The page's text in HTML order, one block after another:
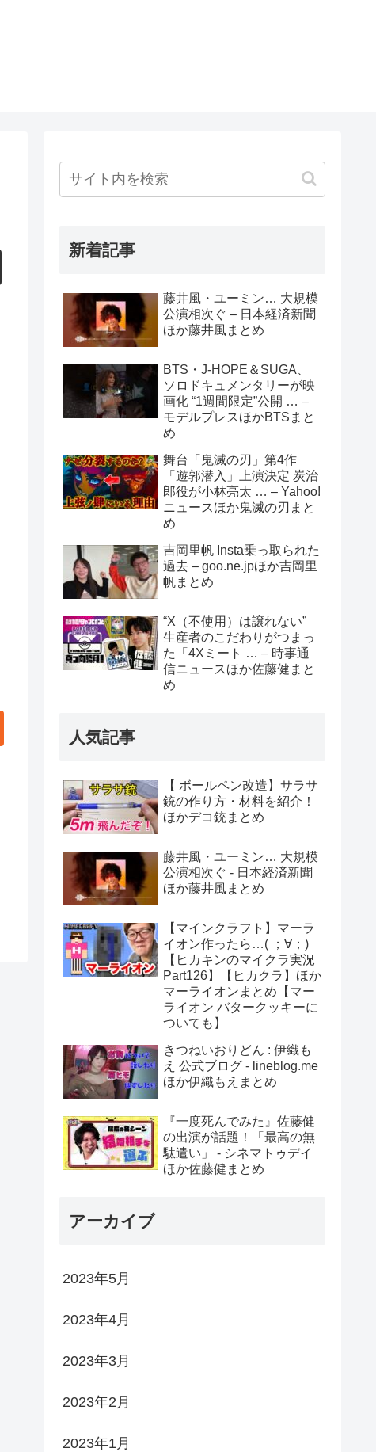
新着記事
藤井風・ユーミン… 大規模
公演相次ぐ – 日本経済新聞
ほか藤井風まとめ
BTS・J-HOPE＆SUGA、
ソロドキュメンタリーが映
画化 “1週間限定”公開 … –
モデルプレスほかBTSまと
め
舞台「鬼滅の刃」第4作
「遊郭潜入」上演決定 炭治
郎役が小林亮太 … – Yahoo!
ニュースほか鬼滅の刃まと
め
吉岡里帆 Insta乗っ取られた
過去 – goo.ne.jpほか吉岡里
帆まとめ
“X（不使用）は譲れない”
生産者のこだわりがつまっ
た「4Xミート … – 時事通
信ニュースほか佐藤健まと
め
人気記事
【 ボールペン改造】サラサ
銃の作り方・材料を紹介！
ほかデコ銃まとめ
藤井風・ユーミン… 大規模
公演相次ぐ - 日本経済新聞
ほか藤井風まとめ
【マインクラフト】マーラ
イオン作ったら…( ；∀；)
【ヒカキンのマイクラ実況
Part126】【ヒカクラ】ほか
マーライオンまとめ【マー
ライオン バタークッキーに
ついても】
きつねいおりどん : 伊織も
え 公式ブログ - lineblog.me
ほか伊織もえまとめ
『一度死んでみた』佐藤健
の出演が話題！「最高の無
駄遣い」 - シネマトゥデイ
ほか佐藤健まとめ
アーカイブ
2023年5月
2023年4月
2023年3月
2023年2月
2023年1月